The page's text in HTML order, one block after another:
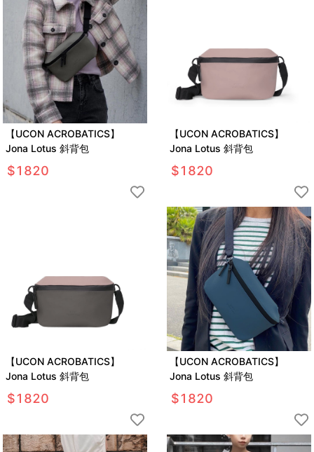
【UCON ACROBATICS】
Jona Lotus 斜背包
$1820
【UCON ACROBATICS】
Jona Lotus 斜背包
$1820
【UCON ACROBATICS】
Jona Lotus 斜背包
$1820
【UCON ACROBATICS】
Jona Lotus 斜背包
$1820